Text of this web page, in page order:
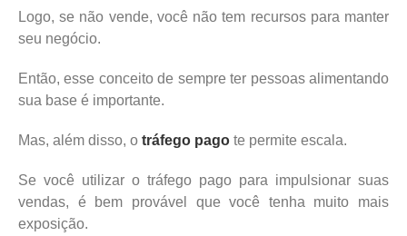
Logo, se não vende, você não tem recursos para manter
seu negócio.
Então, esse conceito de sempre ter pessoas alimentando
sua base é importante.
Mas, além disso, o tráfego pago te permite escala.
Se você utilizar o tráfego pago para impulsionar suas
vendas, é bem provável que você tenha muito mais
exposição.